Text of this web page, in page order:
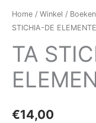
Home / Winkel / Boeken
STICHIA-DE
TA
€14,00